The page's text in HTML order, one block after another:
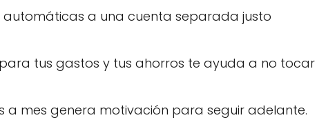
a una cuenta separada justo
tus gastos y tus ahorros te ayuda a no tocar
a mes genera motivación para seguir adelante.